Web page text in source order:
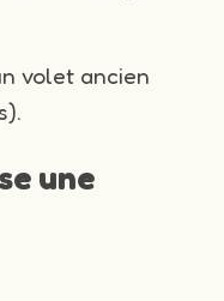
volet ancien
une